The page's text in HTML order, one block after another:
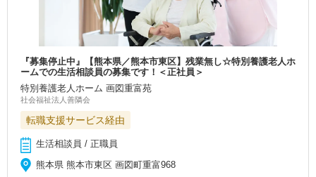
『募集停止中』【熊本県／熊本市東区】残業無し☆特別養護老人ホ
ームでの生活相談員の募集です！＜正社員＞
特別養護老人ホーム 画図重富苑
社会福祉法人善隣会
転職支援サービス経由
生活相談員 / 正職員
熊本県 熊本市東区 画図町重富968